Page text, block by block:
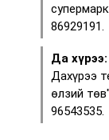
86929191.
Да хүрээ:
Дахүрээ
өлзий
96543535.